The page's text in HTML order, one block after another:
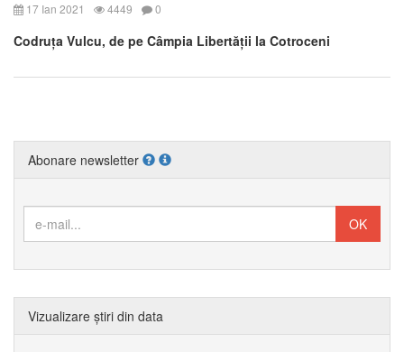
17 Ian 2021 4449 0
Codruța Vulcu, de pe Câmpia Libertății la Cotroceni
Abonare newsletter
Vizualizare știri din data